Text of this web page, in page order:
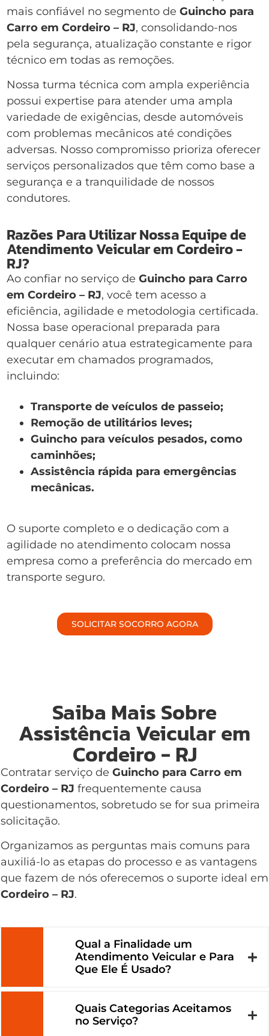
mais confiável no segmento de Guincho para
Carro em Cordeiro – RJ, consolidando-nos
pela segurança, atualização constante e rigor
técnico em todas as remoções.
Nossa turma técnica com ampla experiência
possui expertise para atender uma ampla
variedade de exigências, desde automóveis
com problemas mecânicos até condições
adversas. Nosso compromisso prioriza oferecer
serviços personalizados que têm como base a
segurança e a tranquilidade de nossos
condutores.
Razões Para Utilizar Nossa Equipe de
Atendimento Veicular em Cordeiro -
RJ?
Ao confiar no serviço de Guincho para Carro
em Cordeiro – RJ, você tem acesso a
eficiência, agilidade e metodologia certificada.
Nossa base operacional preparada para
qualquer cenário atua estrategicamente para
executar em chamados programados,
incluindo:
Transporte de veículos de passeio;
Remoção de utilitários leves;
Guincho para veículos pesados, como
caminhões;
Assistência rápida para emergências
mecânicas.
O suporte completo e o dedicação com a
agilidade no atendimento colocam nossa
empresa como a preferência do mercado em
transporte seguro.
SOLICITAR SOCORRO AGORA
Saiba Mais Sobre
Assistência Veicular em
Cordeiro - RJ
Contratar serviço de Guincho para Carro em
Cordeiro – RJ frequentemente causa
questionamentos, sobretudo se for sua primeira
solicitação.
Organizamos as perguntas mais comuns para
auxiliá-lo as etapas do processo e as vantagens
que fazem de nós oferecemos o suporte ideal em
Cordeiro – RJ.
Qual a Finalidade um
Atendimento Veicular e Para
Que Ele É Usado?
Quais Categorias Aceitamos
no Serviço?